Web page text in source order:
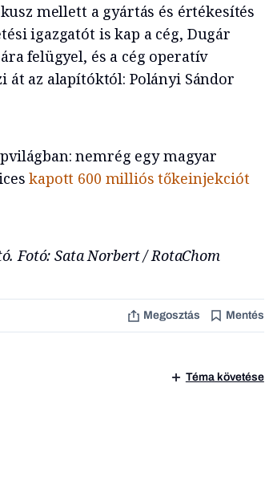
mellett a gyártás és értékesítés
igazgatót is kap a cég, Dugár
felügyel, és a cég operatív
az alapítóktól: Polányi Sándor
nemrég egy magyar
kapott 600 milliós tőkeinjekciót
Fotó: Sata Norbert / RotaChom
Megosztás Mentés
Téma követése